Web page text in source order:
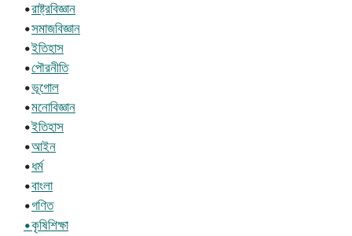
•রাষ্ট্রবিজ্ঞান
•সমাজবিজ্ঞান
•ইতিহাস
•পৌরনীতি
•ভূগোল
•মনোবিজ্ঞান
•ইতিহাস
•আইন
•ধর্ম
•বাংলা
•গণিত
•কৃষিশিক্ষা